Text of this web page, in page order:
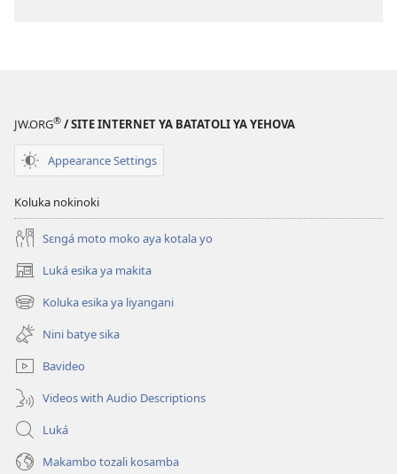
JW.ORG® / SITE INTERNET YA BATATOLI YA YEHOVA
Appearance Settings
Koluka nokinoki
Sɛngá moto moko aya kotala yo
Luká esika ya makita
(fungolá
fenɛtrɛ
mosusu)
Koluka esika ya liyangani
(fungolá
fenɛtrɛ
mosusu)
Nini batye sika
Bavideo
Videos with Audio Descriptions
Luká
Makambo tozali kosamba